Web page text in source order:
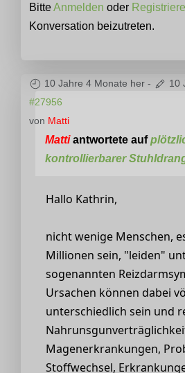
BitteAnmelden oder
Konversation beizutreten.
10 Jahre 4 Monate her -
10
#27956
von Matti
Mattiantwortete auf
kontrollierbarer
Hallo Kathrin,
nicht wenige Menschen,
Millionen sein, "leiden"
sogenannten
Ursachen können dabei
unterschiedlich sein und
Magenerkrankungen,
Stoffwechsel,